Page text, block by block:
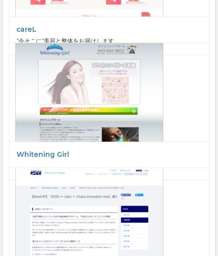
careL
"今そこに"美容と整体をお届けします
Whitening Girl